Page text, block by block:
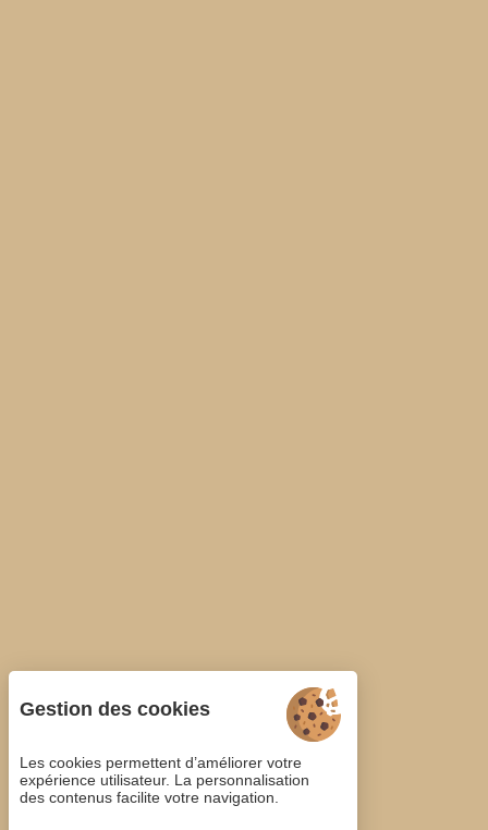
Gestion des cookies
Les cookies permettent d’améliorer votre
expérience utilisateur. La personnalisation
des contenus facilite votre navigation.